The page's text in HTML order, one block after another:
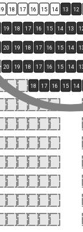
18 17 16 15 14 13 12
19 18 17 16 15 14 13
20 19 18 17 16 15 14
20 19 18 17 16 15 14
18 17 16 15 14